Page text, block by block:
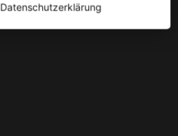
Datenschutzerklärung